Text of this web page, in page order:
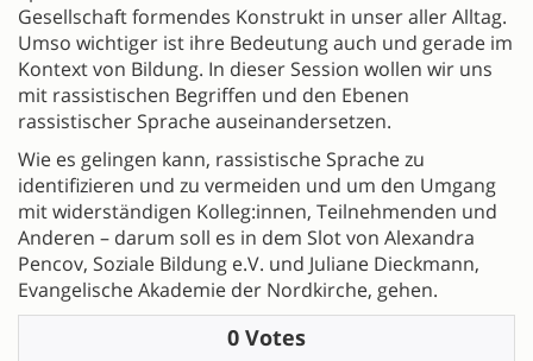
Gesellschaft formendes Konstrukt in unser aller Alltag.
Umso wichtiger ist ihre Bedeutung auch und gerade im
Kontext von Bildung. In dieser Session wollen wir uns
mit rassistischen Begriffen und den Ebenen
rassistischer Sprache auseinandersetzen.
Wie es gelingen kann, rassistische Sprache zu
identifizieren und zu vermeiden und um den Umgang
mit widerständigen Kolleg:innen, Teilnehmenden und
Anderen – darum soll es in dem Slot von Alexandra
Pencov, Soziale Bildung e.V. und Juliane Dieckmann,
Evangelische Akademie der Nordkirche, gehen.
0 Votes